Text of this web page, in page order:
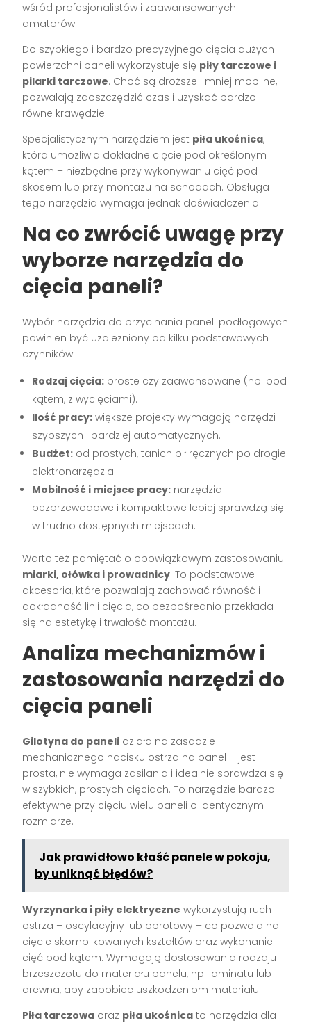
wśród profesjonalistów i zaawansowanych
amatorów.
Do szybkiego i bardzo precyzyjnego cięcia dużych
powierzchni paneli wykorzystuje się piły tarczowe i
pilarki tarczowe. Choć są droższe i mniej mobilne,
pozwalają zaoszczędzić czas i uzyskać bardzo
równe krawędzie.
Specjalistycznym narzędziem jest piła ukośnica,
która umożliwia dokładne cięcie pod określonym
kątem – niezbędne przy wykonywaniu cięć pod
skosem lub przy montażu na schodach. Obsługa
tego narzędzia wymaga jednak doświadczenia.
Na co zwrócić uwagę przy
wyborze narzędzia do
cięcia paneli?
Wybór narzędzia do przycinania paneli podłogowych
powinien być uzależniony od kilku podstawowych
czynników:
Rodzaj cięcia: proste czy zaawansowane (np. pod
kątem, z wycięciami).
Ilość pracy: większe projekty wymagają narzędzi
szybszych i bardziej automatycznych.
Budżet: od prostych, tanich pił ręcznych po drogie
elektronarzędzia.
Mobilność i miejsce pracy: narzędzia
bezprzewodowe i kompaktowe lepiej sprawdzą się
w trudno dostępnych miejscach.
Warto też pamiętać o obowiązkowym zastosowaniu
miarki, ołówka i prowadnicy. To podstawowe
akcesoria, które pozwalają zachować równość i
dokładność linii cięcia, co bezpośrednio przekłada
się na estetykę i trwałość montażu.
Analiza mechanizmów i
zastosowania narzędzi do
cięcia paneli
Gilotyna do paneli działa na zasadzie
mechanicznego nacisku ostrza na panel – jest
prosta, nie wymaga zasilania i idealnie sprawdza się
w szybkich, prostych cięciach. To narzędzie bardzo
efektywne przy cięciu wielu paneli o identycznym
rozmiarze.
Jak prawidłowo kłaść panele w pokoju,
by uniknąć błędów?
Wyrzynarka i piły elektryczne wykorzystują ruch
ostrza – oscylacyjny lub obrotowy – co pozwala na
cięcie skomplikowanych kształtów oraz wykonanie
cięć pod kątem. Wymagają dostosowania rodzaju
brzeszczotu do materiału panelu, np. laminatu lub
drewna, aby zapobiec uszkodzeniom materiału.
Piła tarczowa oraz piła ukośnica to narzędzia dla